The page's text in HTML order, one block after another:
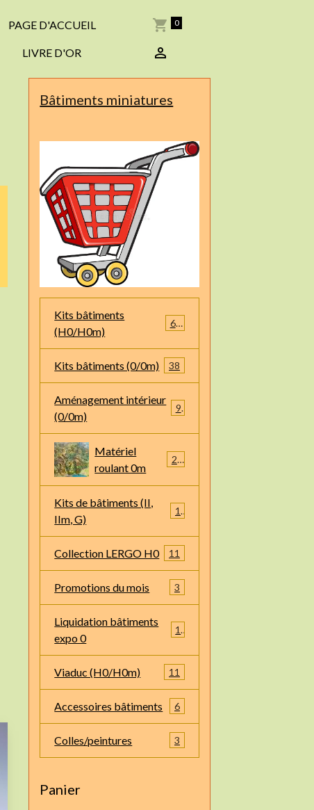
PAGE D'ACCUEIL
LIVRE D'OR
0
Bâtiments miniatures
Kits bâtiments
(H0/H0m)
66
Kits bâtiments (0/0m) 38
Aménagement intérieur
(0/0m)
9
Matériel
roulant 0m
22
Kits de bâtiments (II,
IIm, G)
1
Collection LERGO H0 11
Promotions du mois 3
Liquidation bâtiments
expo 0
1
Viaduc (H0/H0m) 11
Accessoires bâtiments 6
Colles/peintures 3
Panier